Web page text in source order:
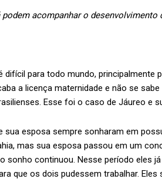
acompanhar o
difícil para todo mundo, principalmente
a licença maternidade e não se
Esse foi o caso de Jáureo e
sua esposa sempre sonharam em
mas sua esposa passou em um
sonho continuou. Nesse período eles
que os dois pudessem trabalhar. Eles